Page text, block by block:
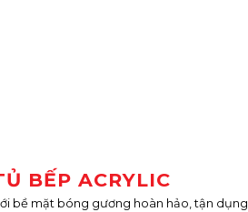
BẾP ACRYLIC
bề mặt bóng gương hoàn hảo, tận dụng